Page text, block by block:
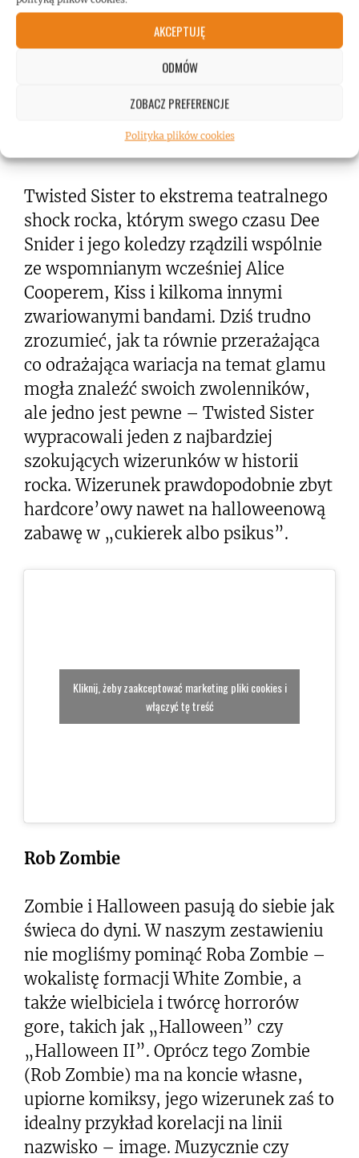
AKCEPTUJĘ
ODMÓW
ZOBACZ PREFERENCJE
Polityka plików cookies
Twisted Sister
Twisted Sister to ekstrema teatralnego
shock rocka, którym swego czasu Dee
Snider i jego koledzy rządzili wspólnie
ze wspomnianym wcześniej Alice
Cooperem, Kiss i kilkoma innymi
zwariowanymi bandami. Dziś trudno
zrozumieć, jak ta równie przerażająca
co odrażająca wariacja na temat glamu
mogła znaleźć swoich zwolenników,
ale jedno jest pewne – Twisted Sister
wypracowali jeden z najbardziej
szokujących wizerunków w historii
rocka. Wizerunek prawdopodobnie zbyt
hardcore’owy nawet na halloweenową
zabawę w „cukierek albo psikus”.
Kliknij, żeby zaakceptować marketing pliki cookies i
włączyć tę treść
Rob Zombie
Zombie i Halloween pasują do siebie jak
świeca do dyni. W naszym zestawieniu
nie mogliśmy pominąć Roba Zombie –
wokalistę formacji White Zombie, a
także wielbiciela i twórcę horrorów
gore, takich jak „Halloween” czy
„Halloween II”. Oprócz tego Zombie
(Rob Zombie) ma na koncie własne,
upiorne komiksy, jego wizerunek zaś to
idealny przykład korelacji na linii
nazwisko – image. Muzycznie czy